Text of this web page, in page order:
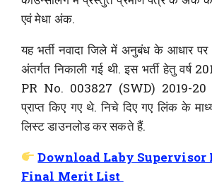
एवं मेधा अंक.
यह भर्ती नवादा जिले में अनुबंध के आधार
अंतर्गत निकाली गई थी. इस भर्ती हेतु वर्ष
PR No. 003827 (SWD) 2019-
प्राप्त किए गए थे. निचे दिए गए लिंक के
लिस्ट डाउनलोड कर सकते हैं.
Download Laby Supervisor
Final Merit List